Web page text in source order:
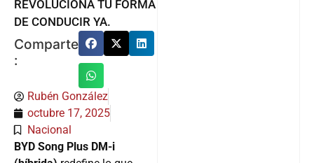
REVOLUCIONA TU FORMA
DE CONDUCIR YA.
Comparte
:
Rubén González
octubre 17, 2025
Nacional
BYD Song Plus DM-i